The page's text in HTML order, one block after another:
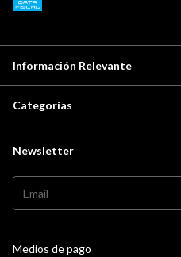
Información Relevante
Categorías
Newsletter
Medios de pago